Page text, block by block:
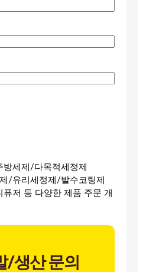
세제/다목적세정제
/유리세정제/발수코팅제
저 등 다양한 제품 주문 개
/생산 문의